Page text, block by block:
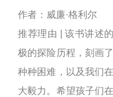
作者：威廉·格利尔
推荐理由 | 该书讲述
极的探险历程，刻画
种种困难，以及我们
大毅力。希望孩子们